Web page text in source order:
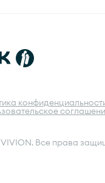
Все права